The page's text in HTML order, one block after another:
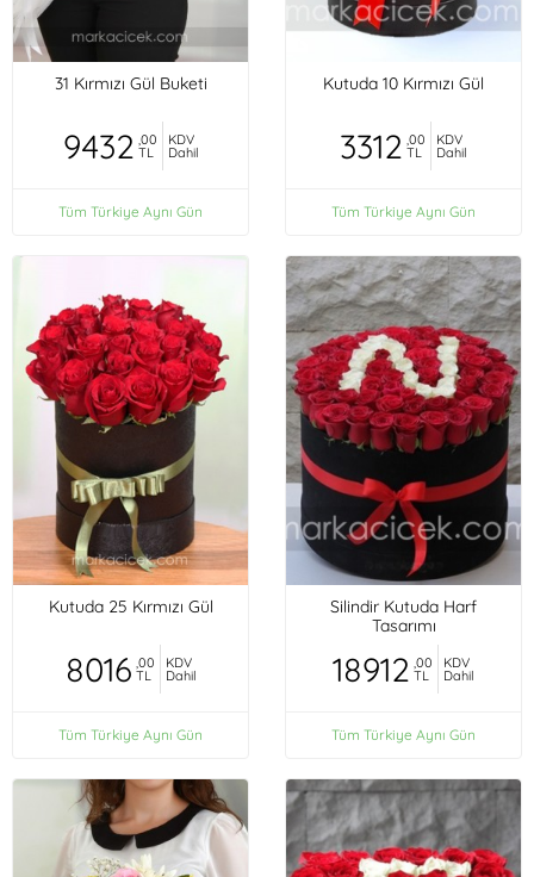
31 Kırmızı Gül Buketi
9432 ,00
TL
KDV
Dahil
Tüm Türkiye Aynı Gün
Kutuda 10 Kırmızı Gül
3312 ,00
TL
KDV
Dahil
Tüm Türkiye Aynı Gün
Kutuda 25 Kırmızı Gül
8016 ,00
TL
KDV
Dahil
Tüm Türkiye Aynı Gün
Silindir Kutuda Harf
Tasarımı
18912 ,00
TL
KDV
Dahil
Tüm Türkiye Aynı Gün